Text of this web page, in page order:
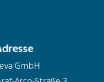
GmbH